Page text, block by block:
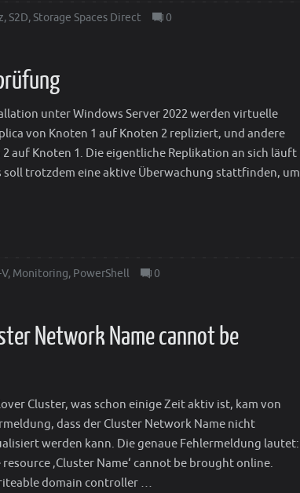
, S2D, Storage Spaces Direct 0
unter Windows Server 2022 werden virtuelle
von Knoten 1 auf Knoten 2 repliziert, und andere
auf Knoten 1. Die eigentliche Replikation an sich läuft
trotzdem eine aktive Überwachung stattfinden, um
, Monitoring, PowerShell 0
Network Name cannot be
Cluster, was schon einige Zeit aktiv ist, kam von
dass der Cluster Network Name nicht
werden kann. Die genaue Fehlermeldung lautet:
‚Cluster Name‘ cannot be brought online.
domain controller …